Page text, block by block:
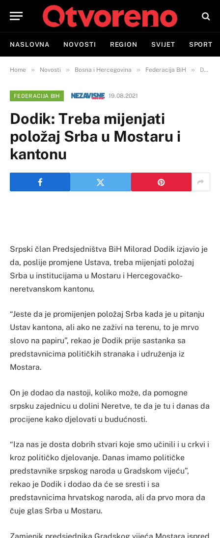
NASLOVNA NOVOSTI REGION SVIJET SPORT
Home » Novosti » Bosna i Hercegovina » Federacija BiH » Dodik: Treba mijenjati položaj Srba u Mostaru i kantonu
FEDERACIJA BIH 19.08.2021
Dodik: Treba mijenjati
položaj Srba u Mostaru i
kantonu
Srpski član Predsjedništva BiH Milorad Dodik izjavio je
da, poslije promjene Ustava, treba mijenjati položaj
Srba u institucijama u Mostaru i Hercegovačko-
neretvanskom kantonu.
“Jeste da je promijenjen položaj Srba kada je u pitanju
Ustav kantona, ali ako ne zaživi na terenu, to je mrvo
slovo na papiru”, rekao je Dodik prije sastanka sa
predstavnicima političkih stranaka i udruženja iz
Mostara.
On je dodao da nastoji, koliko može, da pomogne
srpsku zajednicu u dolini Neretve, te da je tu i danas da
procijene kako djelovati u budućnosti.
“Iza nas je dosta dobrih stvari koje smo učinili i u crkvi i
kroz političko djelovanje. Danas imamo političke
predstavnike srpskog naroda u Gradskom vijeću”,
rekao je Dodik i dodao da će se sresti i sa
predstavnicima hrvatskog naroda, ali da prvo mora da
čuje glas Srba u Mostaru.